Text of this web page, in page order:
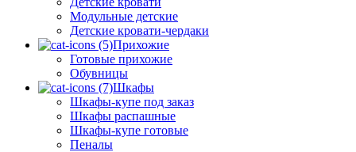
Модульные детские
Детские кровати-чердаки
Прихожие
Готовые прихожие
Обувницы
Шкафы
Шкафы-купе под заказ
Шкафы распашные
Шкафы-купе готовые
Пеналы